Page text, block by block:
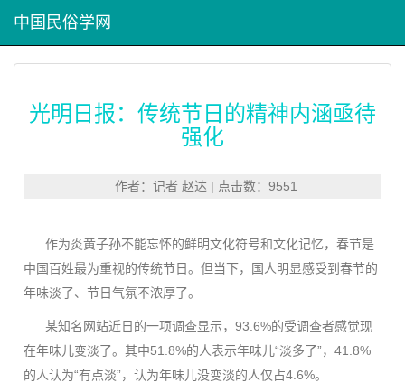
中国民俗学网
光明日报：传统节日的精神内涵亟待
强化
作者：记者 赵达 | 点击数：9551
作为炎黄子孙不能忘怀的鲜明文化符号和文化记忆，春节是
中国百姓最为重视的传统节日。但当下，国人明显感受到春节的
年味淡了、节日气氛不浓厚了。
某知名网站近日的一项调查显示，93.6%的受调查者感觉现
在年味儿变淡了。其中51.8%的人表示年味儿“淡多了”，41.8%
的人认为“有点淡”，认为年味儿没变淡的人仅占4.6%。